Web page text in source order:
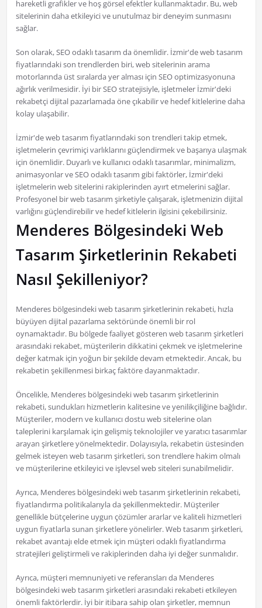
hareketli grafikler ve hoş görsel efektler kullanmaktadır. Bu, web
sitelerinin daha etkileyici ve unutulmaz bir deneyim sunmasını
sağlar.
Son olarak, SEO odaklı tasarım da önemlidir. İzmir'de web tasarım
fiyatlarındaki son trendlerden biri, web sitelerinin arama
motorlarında üst sıralarda yer alması için SEO optimizasyonuna
ağırlık verilmesidir. İyi bir SEO stratejisiyle, işletmeler İzmir'deki
rekabetçi dijital pazarlamada öne çıkabilir ve hedef kitlelerine daha
kolay ulaşabilir.
İzmir'de web tasarım fiyatlarındaki son trendleri takip etmek,
işletmelerin çevrimiçi varlıklarını güçlendirmek ve başarıya ulaşmak
için önemlidir. Duyarlı ve kullanıcı odaklı tasarımlar, minimalizm,
animasyonlar ve SEO odaklı tasarım gibi faktörler, İzmir'deki
işletmelerin web sitelerini rakiplerinden ayırt etmelerini sağlar.
Profesyonel bir web tasarım şirketiyle çalışarak, işletmenizin dijital
varlığını güçlendirebilir ve hedef kitlelerin ilgisini çekebilirsiniz.
Menderes Bölgesindeki Web
Tasarım Şirketlerinin Rekabeti
Nasıl Şekilleniyor?
Menderes bölgesindeki web tasarım şirketlerinin rekabeti, hızla
büyüyen dijital pazarlama sektöründe önemli bir rol
oynamaktadır. Bu bölgede faaliyet gösteren web tasarım şirketleri
arasındaki rekabet, müşterilerin dikkatini çekmek ve işletmelerine
değer katmak için yoğun bir şekilde devam etmektedir. Ancak, bu
rekabetin şekillenmesi birkaç faktöre dayanmaktadır.
Öncelikle, Menderes bölgesindeki web tasarım şirketlerinin
rekabeti, sundukları hizmetlerin kalitesine ve yenilikçiliğine bağlıdır.
Müşteriler, modern ve kullanıcı dostu web sitelerine olan
taleplerini karşılamak için gelişmiş teknolojiler ve yaratıcı tasarımlar
arayan şirketlere yönelmektedir. Dolayısıyla, rekabetin üstesinden
gelmek isteyen web tasarım şirketleri, son trendlere hakim olmalı
ve müşterilerine etkileyici ve işlevsel web siteleri sunabilmelidir.
Ayrıca, Menderes bölgesindeki web tasarım şirketlerinin rekabeti,
fiyatlandırma politikalarıyla da şekillenmektedir. Müşteriler
genellikle bütçelerine uygun çözümler ararlar ve kaliteli hizmetleri
uygun fiyatlarla sunan şirketlere yönelirler. Web tasarım şirketleri,
rekabet avantajı elde etmek için müşteri odaklı fiyatlandırma
stratejileri geliştirmeli ve rakiplerinden daha iyi değer sunmalıdır.
Ayrıca, müşteri memnuniyeti ve referansları da Menderes
bölgesindeki web tasarım şirketleri arasındaki rekabeti etkileyen
önemli faktörlerdir. İyi bir itibara sahip olan şirketler, memnun